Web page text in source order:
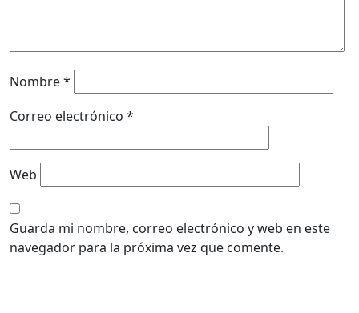
Nombre*
Correo electrónico *
Web
Guarda mi nombre, correo electrónico y web en este
navegador para la próxima vez que comente.